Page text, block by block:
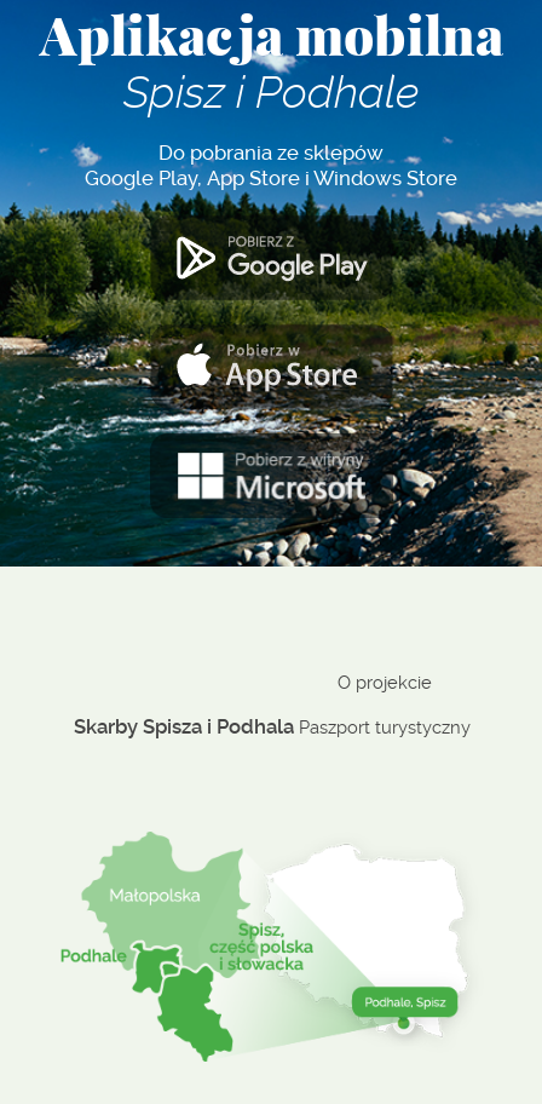
Aplikacja mobilna
Spisz i Podhale
Do pobrania ze sklepów
Google Play, App Store i Windows Store
Skarby Spisza i Podhala
O projekcie
Paszport turystyczny